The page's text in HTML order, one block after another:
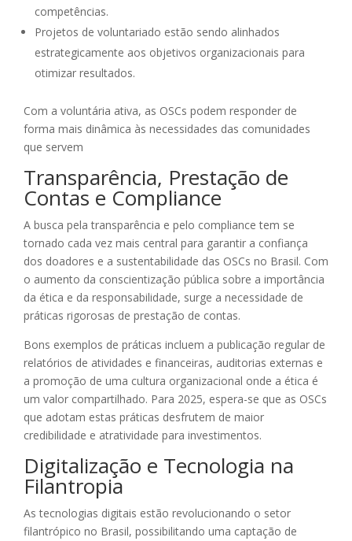
competências.
Projetos de voluntariado estão sendo alinhados
estrategicamente aos objetivos organizacionais para
otimizar resultados.
Com a voluntária ativa, as OSCs podem responder de
forma mais dinâmica às necessidades das comunidades
que servem
Transparência, Prestação de
Contas e Compliance
A busca pela transparência e pelo compliance tem se
tornado cada vez mais central para garantir a confiança
dos doadores e a sustentabilidade das OSCs no Brasil. Com
o aumento da conscientização pública sobre a importância
da ética e da responsabilidade, surge a necessidade de
práticas rigorosas de prestação de contas.
Bons exemplos de práticas incluem a publicação regular de
relatórios de atividades e financeiras, auditorias externas e
a promoção de uma cultura organizacional onde a ética é
um valor compartilhado. Para 2025, espera-se que as OSCs
que adotam estas práticas desfrutem de maior
credibilidade e atratividade para investimentos.
Digitalização e Tecnologia na
Filantropia
As tecnologias digitais estão revolucionando o setor
filantrópico no Brasil, possibilitando uma captação de